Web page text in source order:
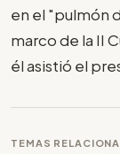
en el "pulmón
marco de la II
él asistió el
TEMAS